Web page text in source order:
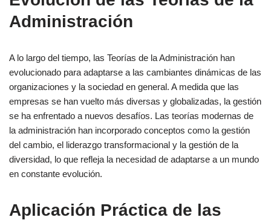
Administración
A lo largo del tiempo, las Teorías de la Administración han
evolucionado para adaptarse a las cambiantes dinámicas de las
organizaciones y la sociedad en general. A medida que las
empresas se han vuelto más diversas y globalizadas, la gestión
se ha enfrentado a nuevos desafíos. Las teorías modernas de
la administración han incorporado conceptos como la gestión
del cambio, el liderazgo transformacional y la gestión de la
diversidad, lo que refleja la necesidad de adaptarse a un mundo
en constante evolución.
Aplicación Práctica de las